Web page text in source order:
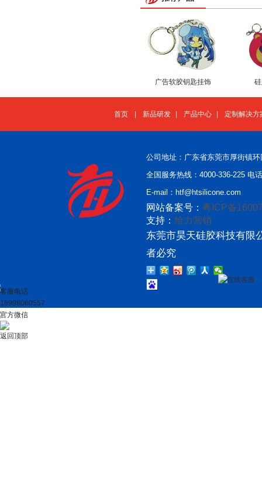
广告软胶钥匙挂饰
首页 新品研发 产品中心 定制解决方
公司地址：广东省东莞市厚街镇
全国服务热线：4000-336-225 电
E-mail：htf@htsilicone.com
网站备案号： 粤ICP备
支持： 给力营销
东莞市昊天硅胶科技有限
者必究
在线客服
客服电话
18998060557
官方微信
返回顶部